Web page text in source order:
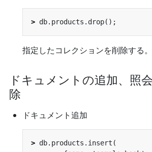
>
指定したコレクションを削除する。
ドキュメントの追加、照
除
ドキュメント追加
>